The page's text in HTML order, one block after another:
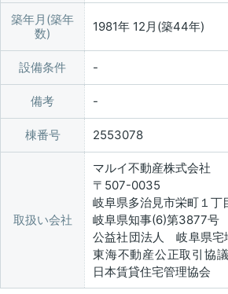
築年月(築年
数)
1981年 12月(築44年)
設備条件
備考
棟番号 2553078
取扱い会社
マルイ不動産株式会社
〒507-0035
岐阜県多治見市栄町１
岐阜県知事(6)第3877号
公益社団法人 岐阜県宅
東海不動産公正取引協
日本賃貸住宅管理協会